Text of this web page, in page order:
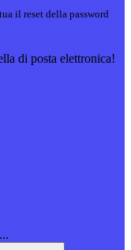
il reset della password
di posta elettronica!